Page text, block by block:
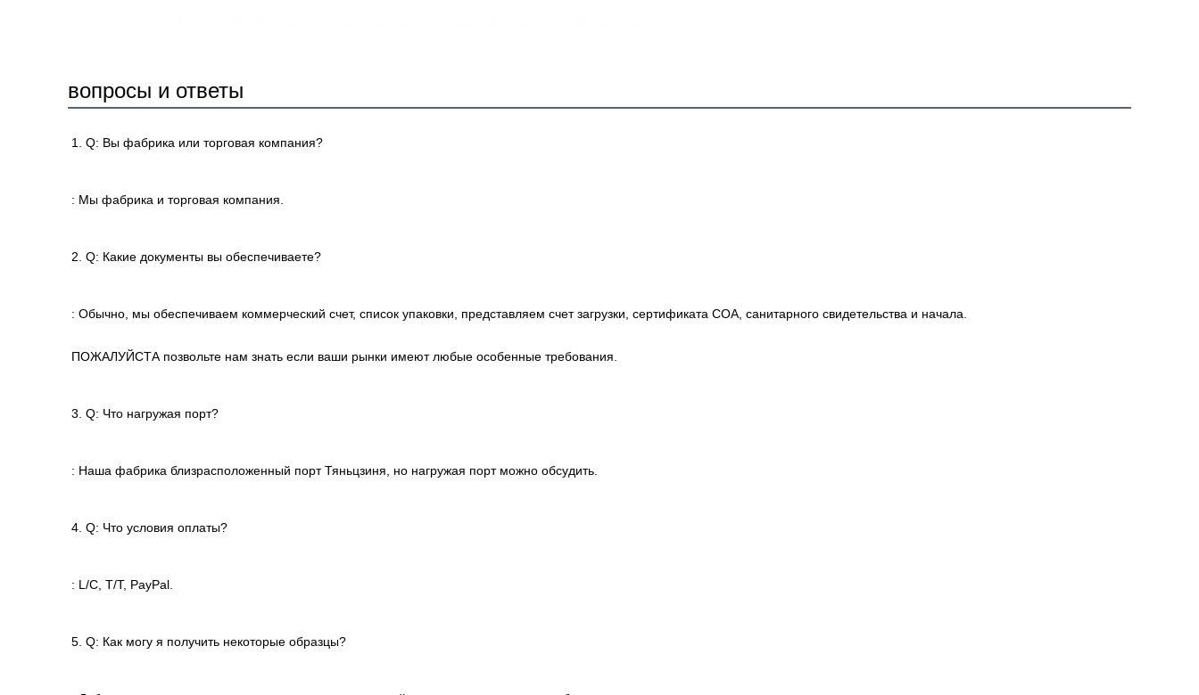
вопросы и ответы
1. Q: Вы фабрика или торговая компания?
: Мы фабрика и торговая компания.
2. Q: Какие документы вы обеспечиваете?
: Обычно, мы обеспечиваем коммерческий счет, список упаковки, представляем счет загрузки, сертификата COA, санитарного свидетельства и начала.
ПОЖАЛУЙСТА позвольте нам знать если ваши рынки имеют любые особенные требования.
3. Q: Что нагружая порт?
: Наша фабрика близрасположенный порт Тяньцзиня, но нагружая порт можно обсудить.
4. Q: Что условия оплаты?
: L/C, T/T, PayPal.
5. Q: Как могу я получить некоторые образцы?